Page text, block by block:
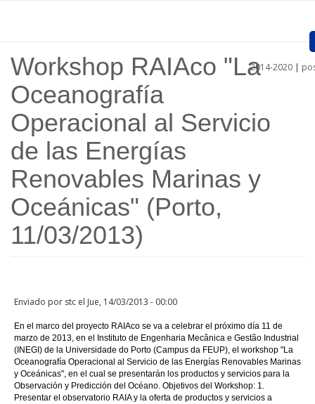
Presentación
Proyectos Aprobados
Convocatorias
Procedimientos
Comunicación
2014-2020 |
Workshop RAIAco "La
Oceanografía
Operacional al Servicio
de las Energías
Renovables Marinas y
Oceánicas" (Porto,
11/03/2013)
Enviado por stc el Jue, 14/03/2013 - 00:00
En el marco del proyecto RAIAco se va a celebrar el próximo día 11 de
marzo de 2013, en el Instituto de Engenharia Mecânica e Gestão Industrial
(INEGI) de la Universidade do Porto (Campus da FEUP), el workshop "La
Oceanografía Operacional al Servicio de las Energías Renovables Marinas
y Oceánicas", en el cual se presentarán los productos y servicios para la
Observación y Predicción del Océano. Objetivos del Workshop: 1.
Presentar el observatorio RAIA y la oferta de productos y servicios a